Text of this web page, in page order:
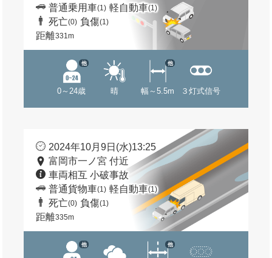
普通乗用車(1) 軽自動車(1)
死亡(0) 負傷(1)
距離331m
0～24歳
他
晴 幅～5.5m
他
３灯式信号
2024年10月9日(水)13:25
富岡市一ノ宮 付近
車両相互 小破事故
普通貨物車(1) 軽自動車(1)
死亡(0) 負傷(1)
距離335m
他 他